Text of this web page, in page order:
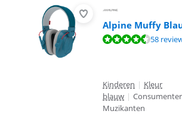
Alpine Muffy
Beoordeling is 9,4 van de 10, gebaseerd op 58
58
Kinderen | Kleur
blauw |
Muzikanten